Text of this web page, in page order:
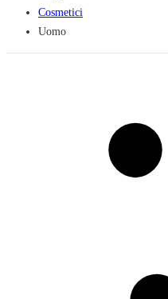
Cosmetici
Uomo